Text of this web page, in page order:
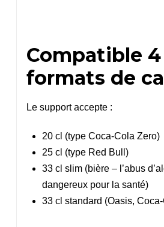
Compatible 4
formats de
Le support accepte :
20 cl (type Coca-Cola Zero)
25 cl (type Red Bull)
33 cl slim (bière – l’abus
dangereux pour la santé)
33 cl standard (Oasis,